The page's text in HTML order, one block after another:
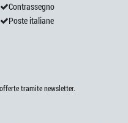
Contrassegno
Poste italiane
tramite newsletter.